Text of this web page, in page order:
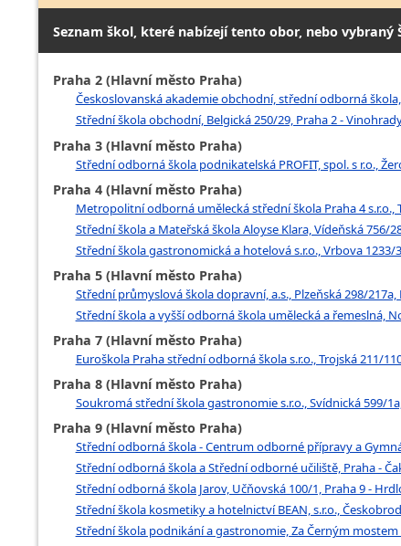
Seznam škol, které nabízejí tento obor, nebo vybraný
Praha 2 (Hlavní město Praha)
Českoslovanská akademie obchodní, střední odborná
Střední škola obchodní, Belgická 250/29, Praha 2 -
Praha 3 (Hlavní město Praha)
Střední odborná škola podnikatelská PROFIT, spol. s r.o.,
Praha 4 (Hlavní město Praha)
Metropolitní odborná umělecká střední škola Praha 4 s.r.o.,
Střední škola a Mateřská škola Aloyse Klara, Vídeňská 756/
Střední škola gastronomická a hotelová s.r.o., Vrbova 1233/
Praha 5 (Hlavní město Praha)
Střední průmyslová škola dopravní, a.s., Plzeňská 298/
Střední škola a vyšší odborná škola umělecká a řemeslná,
Praha 7 (Hlavní město Praha)
Euroškola Praha střední odborná škola s.r.o., Trojská 211/
Praha 8 (Hlavní město Praha)
Soukromá střední škola gastronomie s.r.o., Svídnická 599/
Praha 9 (Hlavní město Praha)
Střední odborná škola - Centrum odborné přípravy a
Střední odborná škola a Střední odborné učiliště, Praha -
Střední odborná škola Jarov, Učňovská 100/1, Praha 9 -
Střední škola kosmetiky a hotelnictví BEAN, s.r.o.,
Střední škola podnikání a gastronomie, Za Černým